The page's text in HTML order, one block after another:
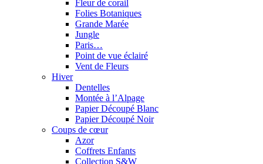
Fleur de corail
Folies Botaniques
Grande Marée
Jungle
Paris…
Point de vue éclairé
Vent de Fleurs
Hiver
Dentelles
Montée à l’Alpage
Papier Découpé Blanc
Papier Découpé Noir
Coups de cœur
Azor
Coffrets Enfants
Collection S&W